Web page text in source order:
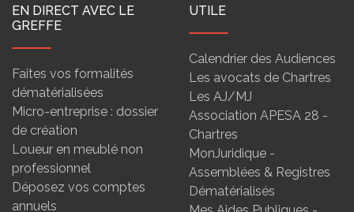
EN DIRECT AVEC LE
GREFFE
Faites vos formalités
dématérialisées
Micro-entreprise : dossier
de création
Loueur en meublé non
professionnel
Déposez vos comptes
annuels
UTILE
Calendrier des Audiences
Les avocats de Chartres
Les AJ/MJ
Association APESA 28 -
Chartres
MonJuridique -
Assemblées & Registres
Dématérialisés